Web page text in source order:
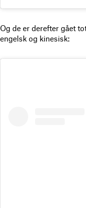
Og de er derefter gået
engelsk og kinesisk: